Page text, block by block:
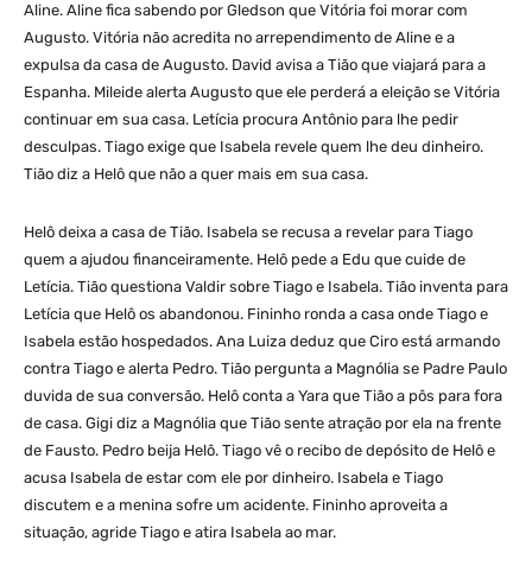
Aline. Aline fica sabendo por Gledson que Vitória foi morar com
Augusto. Vitória não acredita no arrependimento de Aline e a
expulsa da casa de Augusto. David avisa a Tião que viajará para a
Espanha. Mileide alerta Augusto que ele perderá a eleição se Vitória
continuar em sua casa. Letícia procura Antônio para lhe pedir
desculpas. Tiago exige que Isabela revele quem lhe deu dinheiro.
Tião diz a Helô que não a quer mais em sua casa.
Helô deixa a casa de Tião. Isabela se recusa a revelar para Tiago
quem a ajudou financeiramente. Helô pede a Edu que cuide de
Letícia. Tião questiona Valdir sobre Tiago e Isabela. Tião inventa para
Letícia que Helô os abandonou. Fininho ronda a casa onde Tiago e
Isabela estão hospedados. Ana Luiza deduz que Ciro está armando
contra Tiago e alerta Pedro. Tião pergunta a Magnólia se Padre Paulo
duvida de sua conversão. Helô conta a Yara que Tião a pôs para fora
de casa. Gigi diz a Magnólia que Tião sente atração por ela na frente
de Fausto. Pedro beija Helô. Tiago vê o recibo de depósito de Helô e
acusa Isabela de estar com ele por dinheiro. Isabela e Tiago
discutem e a menina sofre um acidente. Fininho aproveita a
situação, agride Tiago e atira Isabela ao mar.